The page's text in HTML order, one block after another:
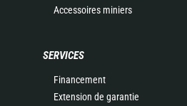
Accessoires miniers
SERVICES
Financement
Extension de garantie